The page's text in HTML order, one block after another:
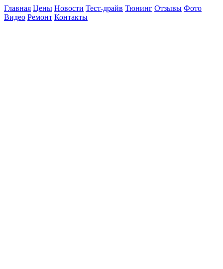
Главная Цены Новости Тест-драйв Тюнинг Отзывы Фото
Видео Ремонт Контакты